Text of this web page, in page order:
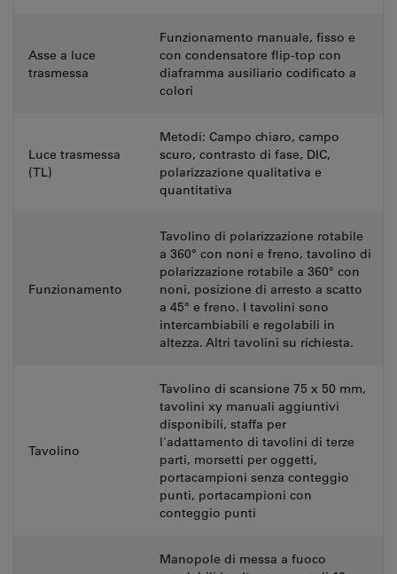
Asse a luce
trasmessa
Funzionamento manuale, fisso e
con condensatore flip-top con
diaframma ausiliario codificato a
colori
Luce trasmessa
(TL)
Metodi: Campo chiaro, campo
scuro, contrasto di fase, DIC,
polarizzazione qualitativa e
quantitativa
Funzionamento
Tavolino di polarizzazione rotabile
a 360° con noni e freno, tavolino di
polarizzazione rotabile a 360° con
noni, posizione di arresto a scatto
a 45° e freno. I tavolini sono
intercambiabili e regolabili in
altezza. Altri tavolini su richiesta.
Tavolino
Tavolino di scansione 75 x 50 mm,
tavolini xy manuali aggiuntivi
disponibili, staffa per
l'adattamento di tavolini di terze
parti, morsetti per oggetti,
portacampioni senza conteggio
punti, portacampioni con
conteggio punti
Manopole di messa a fuoco